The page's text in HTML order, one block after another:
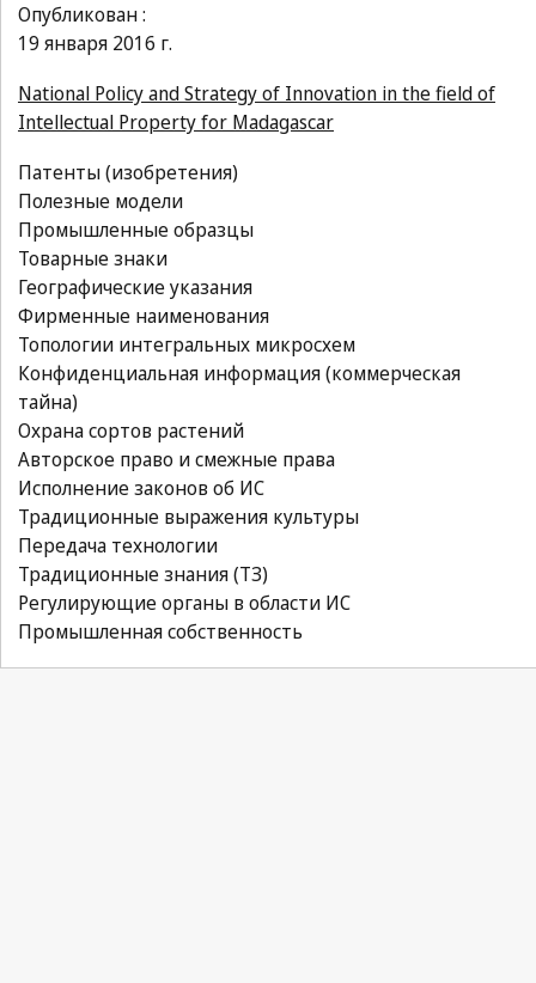
Опубликован :
19 января 2016 г.
National Policy and Strategy of Innovation in the field of
Intellectual Property for Madagascar
Патенты (изобретения)
Полезные модели
Промышленные образцы
Товарные знаки
Географические указания
Фирменные наименования
Топологии интегральных микросхем
Конфиденциальная информация (коммерческая
тайна)
Охрана сортов растений
Авторское право и смежные права
Исполнение законов об ИС
Традиционные выражения культуры
Передача технологии
Традиционные знания (ТЗ)
Регулирующие органы в области ИС
Промышленная собственность